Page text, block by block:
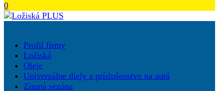
0
Ložiská PLUS
Profil firmy
Ložiská
Oleje
Univerzálne diely a príslušenstvo na autá
Zimná sezóna